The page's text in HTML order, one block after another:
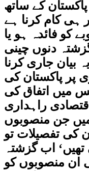
کے ساتھ
ہی کام کرنا ہے
فائدہ ہو یا
دنوں چینی
بیان جاری کرنا
پر پاکستان کی
میں اتفاق کی
راہداری
جن منصوبوں
کی تفصیلات تو
اب گزشتہ
ان منصوبوں کو